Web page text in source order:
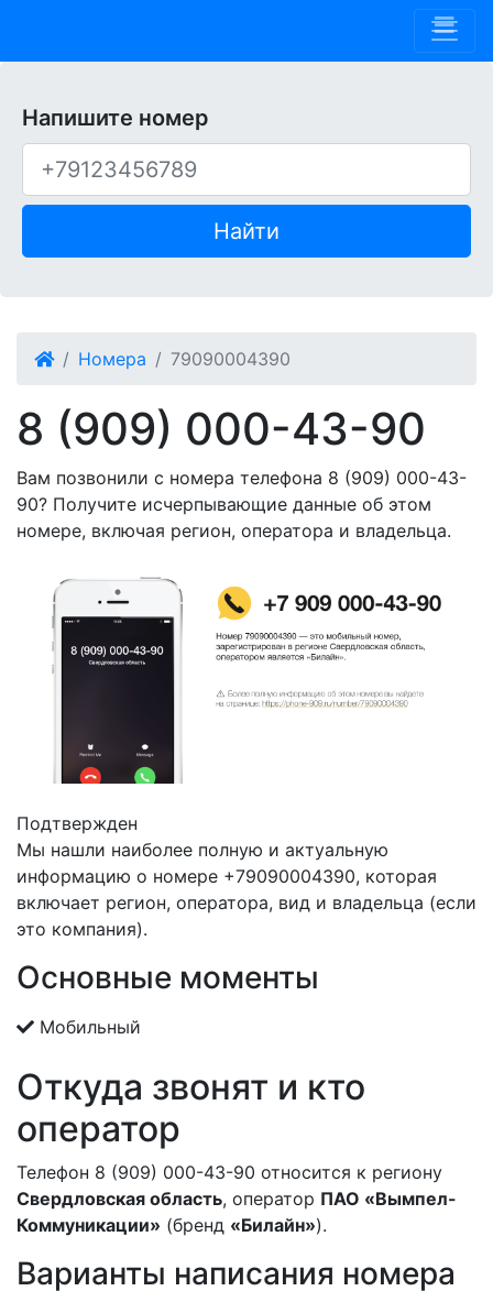
Напишите номер
Найти
Номера 79090004390
8 (909) 000-43-90
Вам позвонили с номера телефона 8 (909) 000-43-
90? Получите исчерпывающие данные об этом
номере, включая регион, оператора и владельца.
Подтвержден
Мы нашли наиболее полную и актуальную
информацию о номере +79090004390, которая
включает регион, оператора, вид и владельца (если
это компания).
Основные моменты
Мобильный
Откуда звонят и кто
оператор
Телефон 8 (909) 000-43-90 относится к региону
Свердловская область, оператор ПАО «Вымпел-
Коммуникации» (бренд «Билайн»).
Варианты написания номера